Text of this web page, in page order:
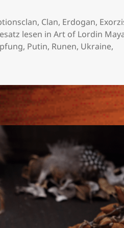
, Clan, Erdogan,
lesen in Art of Lordin
, Putin, Runen, Ukraine,